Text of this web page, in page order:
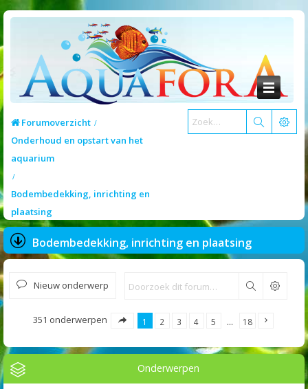
Forumoverzicht
Onderhoud en opstart van het
aquarium
Bodembedekking, inrichting en
plaatsing
Bodembedekking, inrichting en plaatsing
Nieuw onderwerp Zoek
351 onderwerpen 1 2 3 4 5 … 18
Onderwerpen